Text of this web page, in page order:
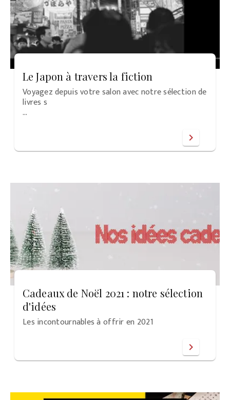
Le Japon à travers la fiction
Voyagez depuis votre salon avec notre sélection de
livres s
…
chevron_right
Cadeaux de Noël 2021 : notre sélection
d'idées
Les incontournables à offrir en 2021
chevron_right